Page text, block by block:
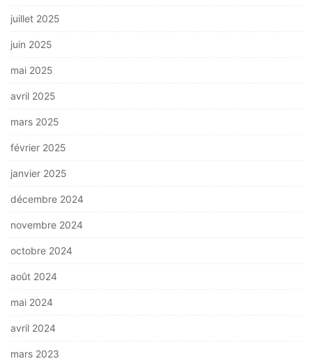
juillet 2025
juin 2025
mai 2025
avril 2025
mars 2025
février 2025
janvier 2025
décembre 2024
novembre 2024
octobre 2024
août 2024
mai 2024
avril 2024
mars 2023